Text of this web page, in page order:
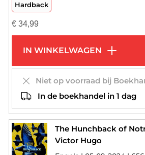
Hardback
€34,99
IN WINKELWAGEN
Niet op voorraad bij
In de boekhandel in 1 dag
The Hunchback of
Victor Hugo